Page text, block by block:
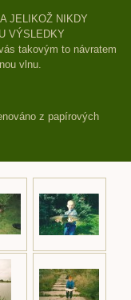
JELIKOŽ NIKDY
VÝSLEDKY
takovým to návratem
vlnu.
z papírových